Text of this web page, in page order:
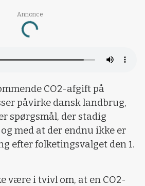
Annonce
Loading...
CO2-afgift på
påvirke dansk landbrug,
spørgsmål, der stadig
med at der endnu ikke er
efter folketingsvalget den 1.
være i tvivl om, at en CO2-